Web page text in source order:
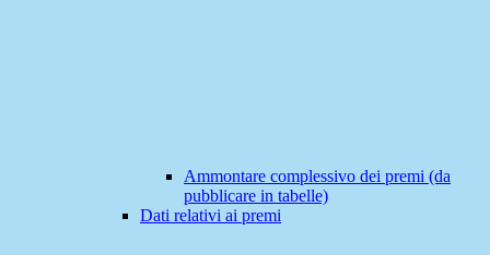
Ammontare complessivo dei premi (da
pubblicare in tabelle)
Dati relativi ai premi